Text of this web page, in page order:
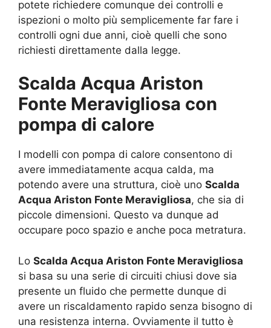
potete richiedere comunque dei controlli e
ispezioni o molto più semplicemente far fare i
controlli ogni due anni, cioè quelli che sono
richiesti direttamente dalla legge.
Scalda Acqua Ariston
Fonte Meravigliosa con
pompa di calore
I modelli con pompa di calore consentono di
avere immediatamente acqua calda, ma
potendo avere una struttura, cioè uno Scalda
Acqua Ariston Fonte Meravigliosa, che sia di
piccole dimensioni. Questo va dunque ad
occupare poco spazio e anche poca metratura.
Lo Scalda Acqua Ariston Fonte Meravigliosa
si basa su una serie di circuiti chiusi dove sia
presente un fluido che permette dunque di
avere un riscaldamento rapido senza bisogno di
una resistenza interna. Ovviamente il tutto è